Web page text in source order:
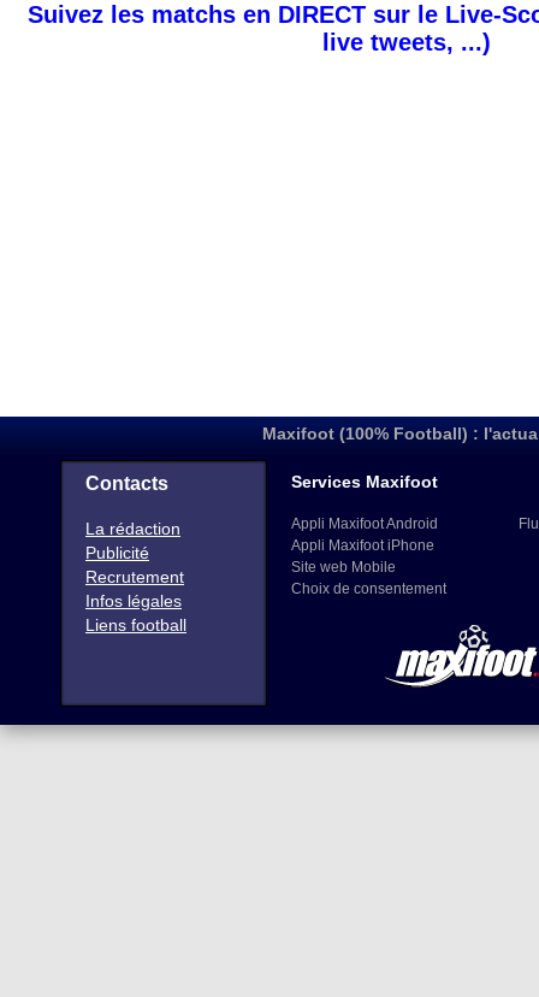
Suivez les matchs en DIRECT sur le Live-
live tweets, ...)
Maxifoot (100% Football) :
Contacts
La rédaction
Publicité
Recrutement
Infos légales
Liens football
Services Maxifoot
Appli Maxifoot Android
Appli Maxifoot iPhone
Site web Mobile
Choix de consentement